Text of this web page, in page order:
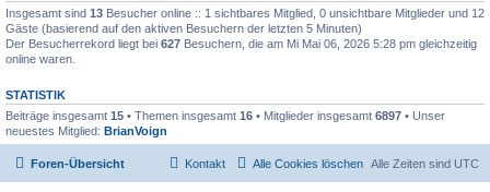
Insgesamt sind 13 Besucher online :: 1 sichtbares Mitglied, 0 unsichtbare Mitglieder und 12
Gäste (basierend auf den aktiven Besuchern der letzten 5 Minuten)
Der Besucherrekord liegt bei 627 Besuchern, die am Mi Mai 06, 2026 5:28 pm gleichzeitig
online waren.
STATISTIK
Beiträge insgesamt 15 • Themen insgesamt 16 • Mitglieder insgesamt 6897 • Unser
neuestes Mitglied: BrianVoign
Foren-Übersicht Alle Zeiten sind UTC
Alle Cookies löschen
Kontakt